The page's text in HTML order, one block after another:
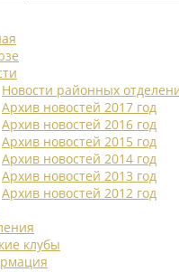
Новости районных
Архив новостей 2017 год
Архив новостей 2016 год
Архив новостей 2015 год
Архив новостей 2014 год
Архив новостей 2013 год
Архив новостей 2012 год
клубы